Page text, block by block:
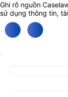
Ghi rõ nguồn
sử dụng thông tin,